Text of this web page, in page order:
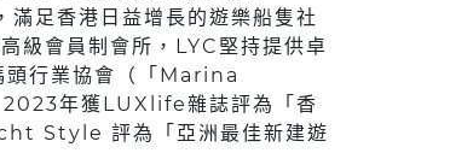
足香港日益增長的遊樂船隻社
級會員制會所，LYC堅持提供卓
頭行業協會（「Marina
年獲LUXlife雜誌評為「香
Style 評為「亞洲最佳新建遊